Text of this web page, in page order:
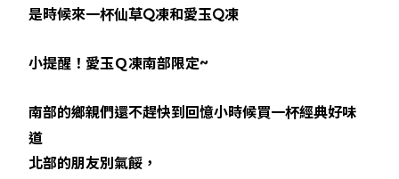
是時候來一杯仙草Q凍和愛玉Q凍
小提醒！愛玉Ｑ凍南部限定~
南部的鄉親們還不趕快到回憶小時候買一杯經典好味
道
北部的朋友別氣餒，